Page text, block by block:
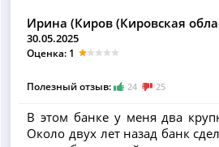
Ирина (Киров (Кировская
30.05.2025
Оценка: 1
Полезный отзыв: 24 25
В этом банке у меня два
Около двух лет назад банк